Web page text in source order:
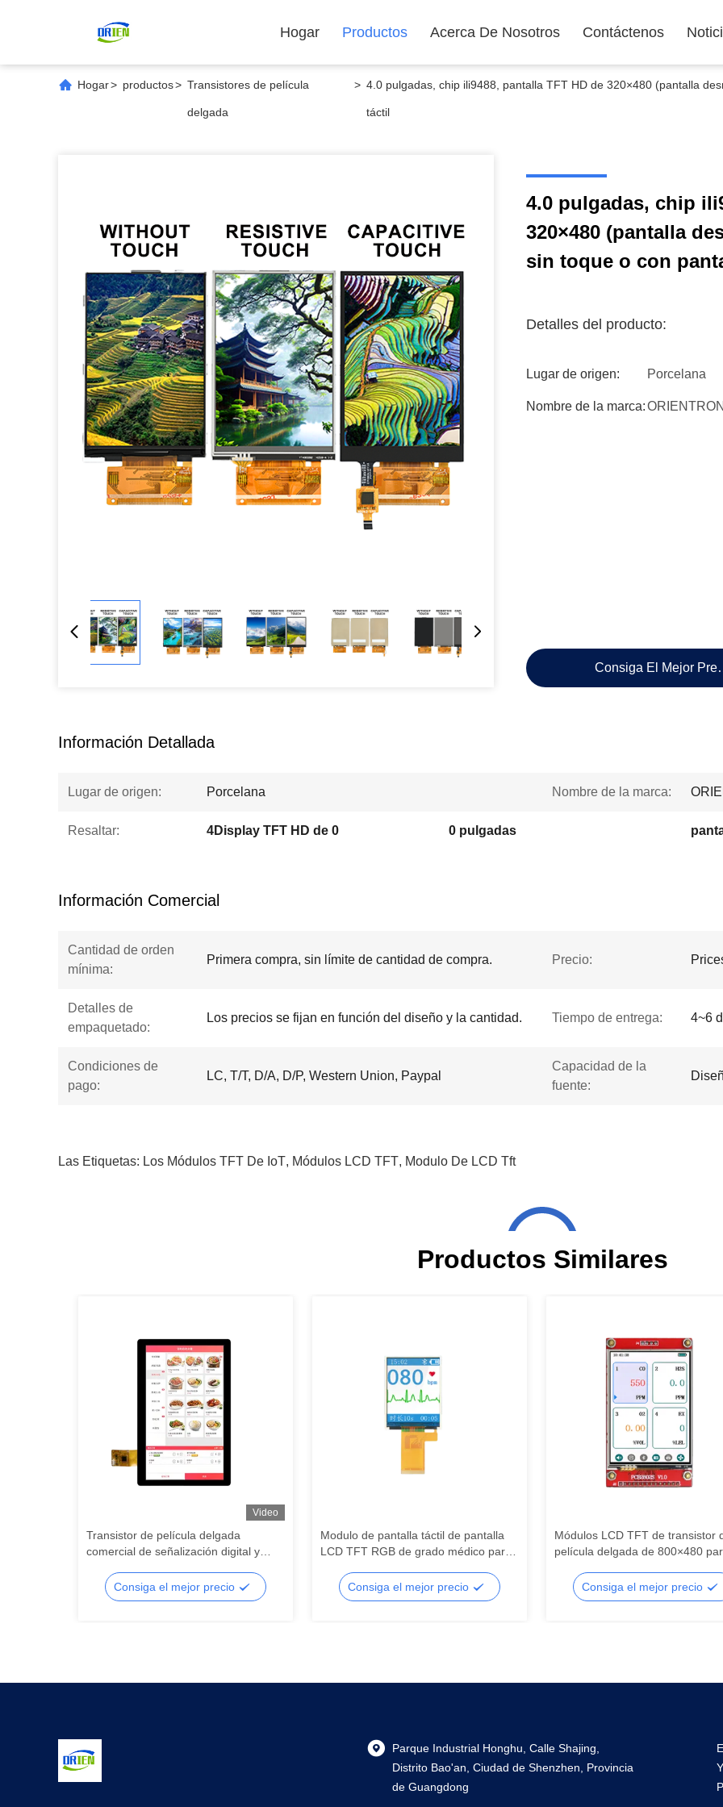
Hogar Productos Acerca De Nosotros Contáctenos
Hogar> productos> Transistores de película
delgada
> 4.0 pulgadas, chip ili9488, pantalla TFT HD de 320×480 (pantalla
táctil
4.0 pulgadas, chip
320×480 (pantalla
sin toque o con
Detalles del producto:
Lugar de origen: Porcelana
Nombre de la marca:
Consiga El Mejor
Información Detallada
Lugar de origen: Porcelana Nombre de la marca:
Resaltar: 4Display TFT HD de 0 0 pulgadas
Información Comercial
Cantidad de orden
mínima:
Primera compra, sin límite de cantidad de compra. Precio:
Detalles de
empaquetado:
Los precios se fijan en función del diseño y la cantidad. Tiempo de entrega: 4~6
Condiciones de
pago:
LC, T/T, D/A, D/P, Western Union, Paypal
Capacidad de la
fuente:
Las Etiquetas: Los Módulos TFT De IoT, Módulos LCD TFT, Modulo De LCD Tft
Productos Similares
Video
Transistor de película delgada
comercial de señalización digital y
pantalla LCD de segmento, LCD de
segmento
Consiga el mejor precio
Modulo de pantalla táctil de pantalla
LCD TFT RGB de grado médico para
LCD segmentada, pantalla LCD
segmentada
Consiga el mejor precio
Módulos LCD TFT de transistor
película delgada de 800×480
segmentada, segmento LCD
Consiga el mejor precio
Parque Industrial Honghu, Calle Shajing,
Distrito Bao'an, Ciudad de Shenzhen, Provincia
de Guangdong